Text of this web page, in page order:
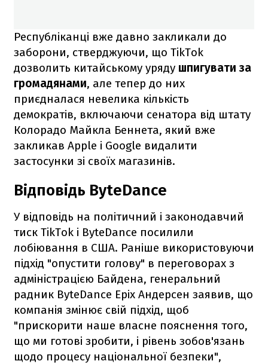
Республіканці вже давно закликали до
заборони, стверджуючи, що TikTok
дозволить китайському уряду шпигувати за
громадянами, але тепер до них
приєдналася невелика кількість
демократів, включаючи сенатора від штату
Колорадо Майкла Беннета, який вже
закликав Apple і Google видалити
застосунки зі своїх магазинів.
Відповідь ByteDance
У відповідь на політичний і законодавчий
тиск TikTok і ByteDance посилили
лобіювання в США. Раніше використовуючи
підхід "опустити голову" в переговорах з
адміністрацією Байдена, генеральний
радник ByteDance Еріх Андерсен заявив, що
компанія змінює свій підхід, щоб
"прискорити наше власне пояснення того,
що ми готові зробити, і рівень зобов'язань
щодо процесу національної безпеки",